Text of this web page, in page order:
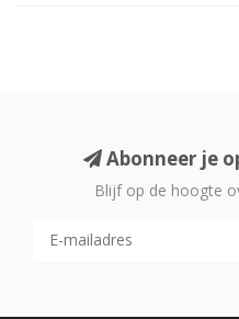
Abonneer je
Blijf op de hoogte